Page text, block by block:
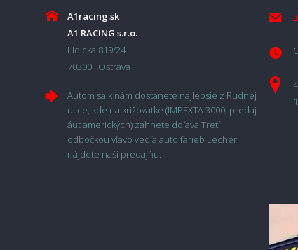
A1racing.sk
A1 RACING s.r.o.
Lidicka 819/24
70300 , Ostrava
Autom sa k nám dostanete najlepsie z Rudnej
ulice, kde na križovatke (IMPEXTA 3000, predaj
áut amerických) zahnete doľava Tretí
odbočkou vľavo vedľa auto farieb Lecher
nájdete naši predajňu.